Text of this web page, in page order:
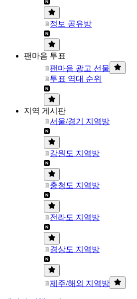
정보 공유방
팬마음 투표
팬마음 광고 선물
투표 역대 순위
지역 게시판
서울/경기 지역방
강원도 지역방
충청도 지역방
전라도 지역방
경상도 지역방
제주/해외 지역방